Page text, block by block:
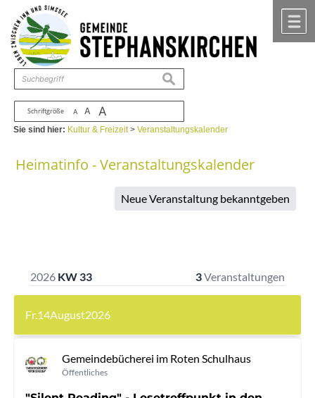
Zum Inhalt ,zur Navigation
Schriftgröße A A A
suchen
Sie sind hier: Kultur & Freizeit>Veranstaltungskalender
Heimatinfo - Veranstaltungskalender